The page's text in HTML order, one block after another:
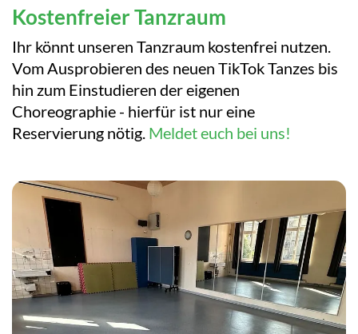
Kostenfreier Tanzraum
Ihr könnt unseren Tanzraum kostenfrei nutzen.
Vom Ausprobieren des neuen TikTok Tanzes bis
hin zum Einstudieren der eigenen
Choreographie - hierfür ist nur eine
Reservierung nötig. Meldet euch bei uns!